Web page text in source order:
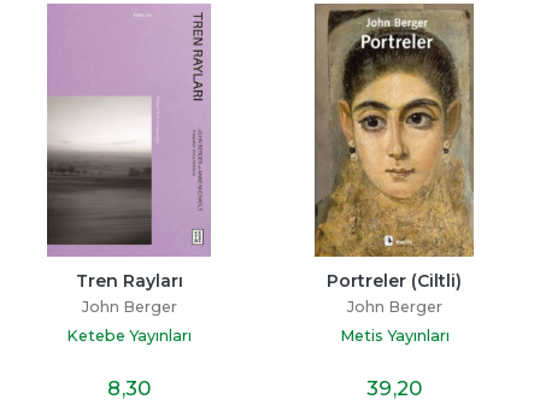
Tren Rayları
John Berger
Ketebe Yayınları
8,30
Portreler (Ciltli)
John Berger
Metis Yayınları
39,20